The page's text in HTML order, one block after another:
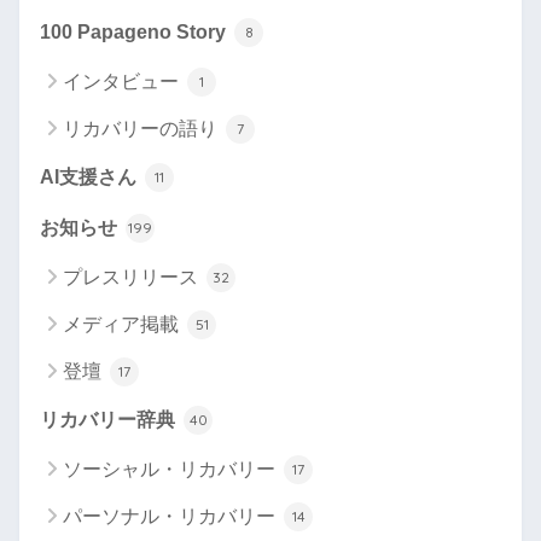
100 Papageno Story 8
インタビュー 1
リカバリーの語り 7
AI支援さん 11
お知らせ 199
プレスリリース 32
メディア掲載 51
登壇 17
リカバリー辞典 40
ソーシャル・リカバリー 17
パーソナル・リカバリー 14